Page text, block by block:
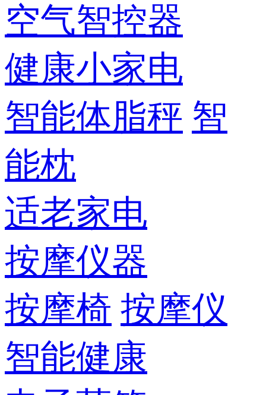
空气智控器
健康小家电
智能体脂秤 智
能枕
适老家电
按摩仪器
按摩椅 按摩仪
智能健康